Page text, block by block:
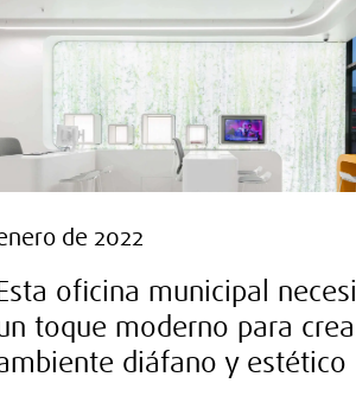
de 2022
Esta oficina municipal
toque moderno para
diáfano y estético